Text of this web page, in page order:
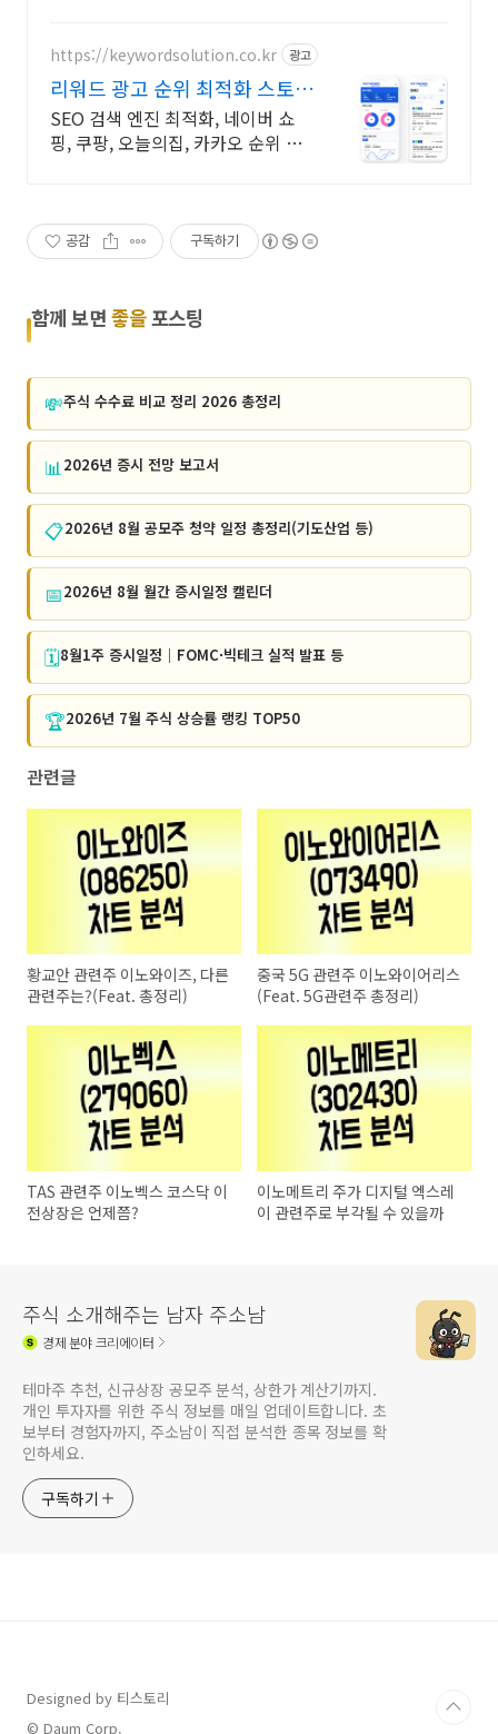
https://keywordsolution.co.kr 광고
리워드 광고 순위 최적화 스토어
순위 광고 전문
SEO 검색 엔진 최적화, 네이버 쇼
핑, 쿠팡, 오늘의집, 카카오 순위 광
공감 구독하기
함께 보면 좋을포스팅
💸주식 수수료 비교 정리 2026 총정리
📊2026년 증시 전망 보고서
📋2026년 8월 공모주 청약 일정 총정리(기도산업 등)
📅2026년 8월 월간 증시일정 캘린더
🗓️8월1주 증시일정｜FOMC·빅테크 실적 발표 등
🏆2026년 7월 주식 상승률 랭킹 TOP50
관련글
황교안 관련주 이노와이즈, 다른
관련주는?(Feat. 총정리)
중국 5G 관련주 이노와이어리스
(Feat. 5G관련주 총정리)
TAS 관련주 이노벡스 코스닥 이
전상장은 언제쯤?
이노메트리 주가 디지털 엑스레
이 관련주로 부각될 수 있을까
주식 소개해주는 남자 주소남
경제분야 크리에이터
테마주 추천, 신규상장 공모주 분석, 상한가 계산기까지.
개인 투자자를 위한 주식 정보를 매일 업데이트합니다. 초
보부터 경험자까지, 주소남이 직접 분석한 종목 정보를 확
인하세요.
구독하기
Designed by 티스토리
© Daum Corp.